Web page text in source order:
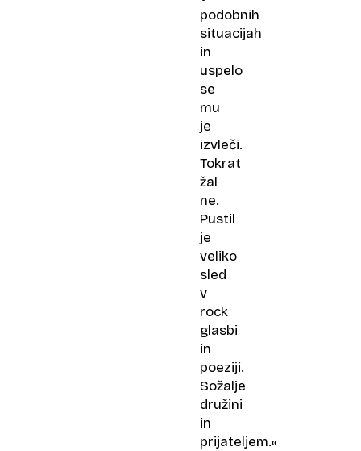
podobnih
situacijah
in
uspelo
se
mu
je
izvleči.
Tokrat
žal
ne.
Pustil
je
veliko
sled
v
rock
glasbi
in
poeziji.
Sožalje
družini
in
prijateljem.«